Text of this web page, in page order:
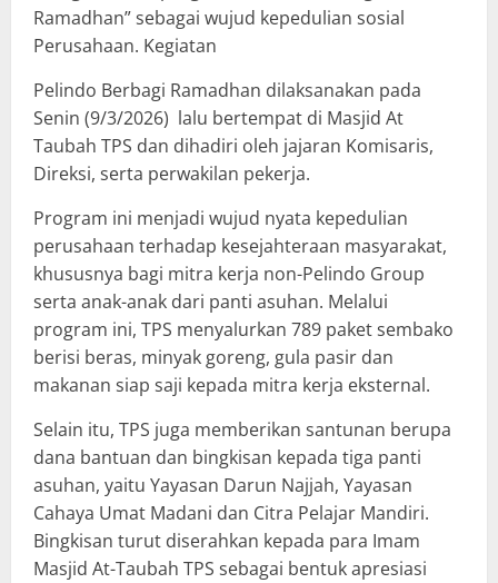
Ramadhan” sebagai wujud kepedulian sosial
Perusahaan. Kegiatan
Pelindo Berbagi Ramadhan dilaksanakan pada
Senin (9/3/2026) lalu bertempat di Masjid At
Taubah TPS dan dihadiri oleh jajaran Komisaris,
Direksi, serta perwakilan pekerja.
Program ini menjadi wujud nyata kepedulian
perusahaan terhadap kesejahteraan masyarakat,
khususnya bagi mitra kerja non-Pelindo Group
serta anak-anak dari panti asuhan. Melalui
program ini, TPS menyalurkan 789 paket sembako
berisi beras, minyak goreng, gula pasir dan
makanan siap saji kepada mitra kerja eksternal.
Selain itu, TPS juga memberikan santunan berupa
dana bantuan dan bingkisan kepada tiga panti
asuhan, yaitu Yayasan Darun Najjah, Yayasan
Cahaya Umat Madani dan Citra Pelajar Mandiri.
Bingkisan turut diserahkan kepada para Imam
Masjid At-Taubah TPS sebagai bentuk apresiasi